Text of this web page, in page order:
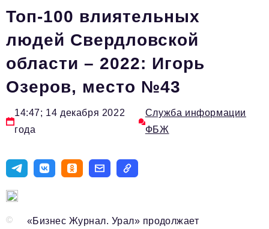
Технологии и тренды
Ниши и рынки
Цитаты
Туризм
Новости
Импортозамещение
Топ-100 влиятельных людей Свердловской области
Авторские материалы
Видео
Топ-100 влиятельных
людей Свердловской
области – 2022: Игорь
Озеров, место №43
14:47; 14 декабря 2022
года
Служба информации
ФБЖ
©
«Бизнес Журнал. Урал» продолжает